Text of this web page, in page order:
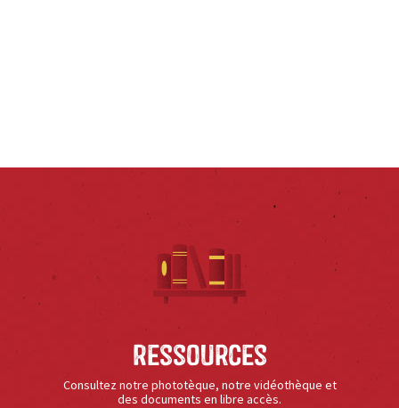
Ressources
Consultez notre phototèque, notre vidéothèque et
des documents en libre accès.